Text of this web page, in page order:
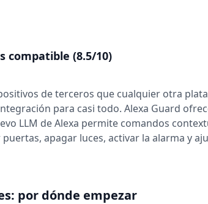
compatible (8.5/10)
de terceros que cualquier otra
para casi todo. Alexa Guard
LLM de Alexa permite comandos
apagar luces, activar la alarma y
por dónde empezar